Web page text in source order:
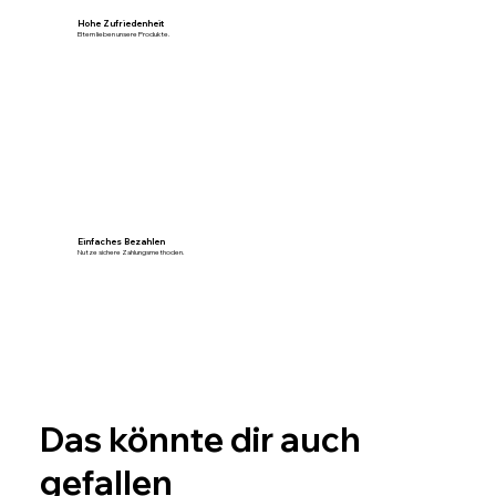
Hohe Zufriedenheit
Eltern lieben unsere Produkte.
Einfaches Bezahlen
Nutze sichere Zahlungsmethoden.
Das könnte dir auch
gefallen